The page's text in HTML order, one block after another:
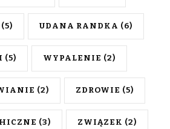
(5) UDANA RANDKA (6)
(5) WYPALENIE (2)
(2) ZDROWIE (5)
(3) ZWIĄZEK (2)